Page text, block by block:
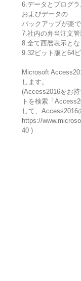
6.データとプログ
およびデータの
バックアップが楽で
7.社内の弁当注文管
8.全て西暦表示とな
9.32ビット版と64
Microsoft
します。
(Access2016をお
トを検索「
して、Access2016
https://
40 )